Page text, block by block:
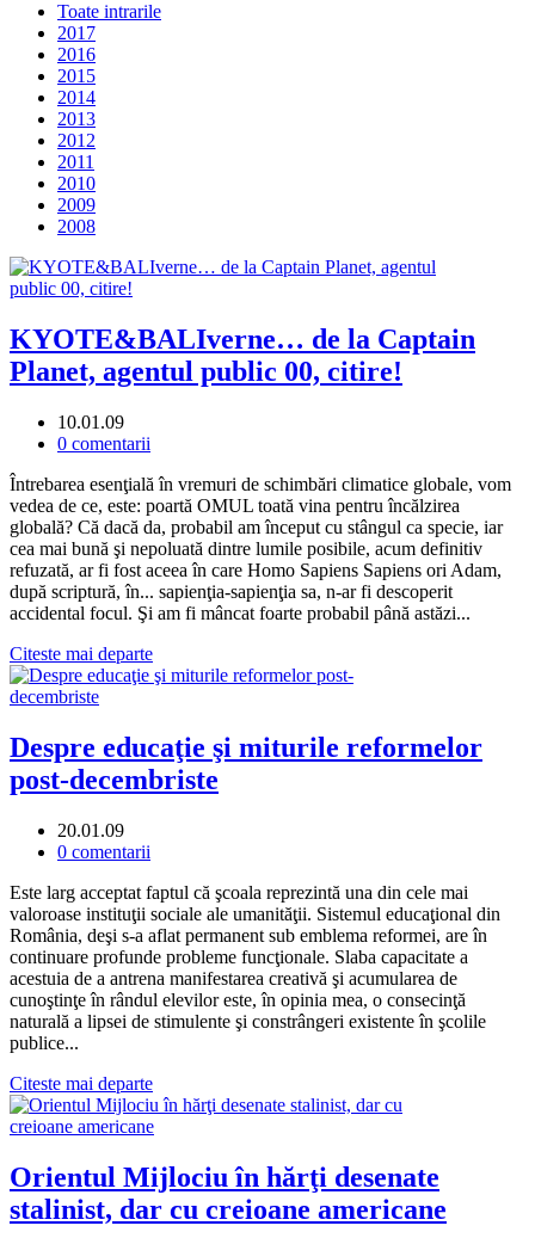
Toate intrarile
2017
2016
2015
2014
2013
2012
2011
2010
2009
2008
KYOTE&BALIverne… de la Captain
Planet, agentul public 00, citire!
10.01.09
0 comentarii
Întrebarea esenţială în vremuri de schimbări climatice globale, vom
vedea de ce, este: poartă OMUL toată vina pentru încălzirea
globală? Că dacă da, probabil am început cu stângul ca specie, iar
cea mai bună şi nepoluată dintre lumile posibile, acum definitiv
refuzată, ar fi fost aceea în care Homo Sapiens Sapiens ori Adam,
după scriptură, în... sapienţia-sapienţia sa, n-ar fi descoperit
accidental focul. Şi am fi mâncat foarte probabil până astăzi...
Citeste mai departe
Despre educaţie şi miturile reformelor
post-decembriste
20.01.09
0 comentarii
Este larg acceptat faptul că şcoala reprezintă una din cele mai
valoroase instituţii sociale ale umanităţii. Sistemul educaţional din
România, deşi s-a aflat permanent sub emblema reformei, are în
continuare profunde probleme funcţionale. Slaba capacitate a
acestuia de a antrena manifestarea creativă şi acumularea de
cunoştinţe în rândul elevilor este, în opinia mea, o consecinţă
naturală a lipsei de stimulente şi constrângeri existente în şcolile
publice...
Citeste mai departe
Orientul Mijlociu în hărţi desenate
stalinist, dar cu creioane americane